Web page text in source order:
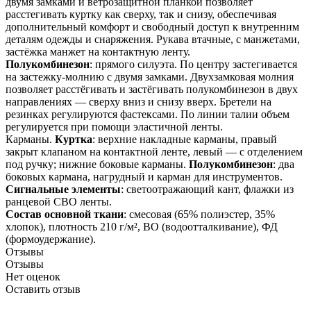
расстегивать куртку как сверху, так и снизу, обеспечивая
дополнительный комфорт и свободный доступ к внутренним
деталям одежды и снаряжения. Рукава втачные, с манжетами,
застёжка манжет на контактную ленту.
Полукомбинезон: прямого силуэта. По центру застегивается
на застежку-молнию с двумя замками. Двухзамковая молния
позволяет расстёгивать и застёгивать полукомбинезон в двух
направлениях — сверху вниз и снизу вверх. Бретели на
резинках регулируются фастексами. По линии талии объем
регулируется при помощи эластичной ленты.
Карманы. Куртка: верхние накладные карманы, правый
закрыт клапаном на контактной ленте, левый — с отделением
под ручку; нижние боковые карманы. Полукомбинезон: два
боковых кармана, нагрудный и карман для инструментов.
Сигнальные элементы: светоотражающий кант, флажки из
ранцевой СВО ленты.
Состав основной ткани: смесовая (65% полиэстер, 35%
хлопок), плотность 210 г/м², ВО (водоотталкивание), ФД
(формоудержание).
Отзывы
Отзывы
Нет оценок
Оставить отзыв